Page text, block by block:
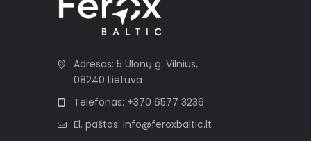
Adresas: 5 Ulonų g. Vilnius,
08240 Lietuva
Telefonas: +370 6577 3236
El. paštas: info@feroxbaltic.lt